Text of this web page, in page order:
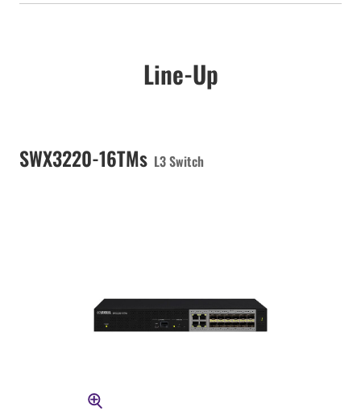
Line-Up
SWX3220-16TMs L3 Switch